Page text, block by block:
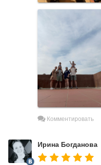
Комментировать
Ирина Богданова